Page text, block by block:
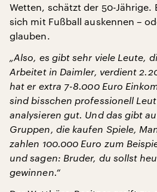
Wetten, schätzt der 50-Jährige.
sich mit Fußball auskennen –
glauben.
„Also, es gibt sehr viele Leute,
Arbeitet in Daimler, verdient
hat er extra 7-8.000 Euro
sind bisschen professionell
analysieren gut. Und das gibt
Gruppen, die kaufen Spiele,
zahlen 100.000 Euro zum
und sagen: Bruder, du sollst
gewinnen.“